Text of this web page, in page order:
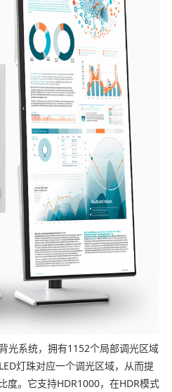
光系统，拥有1152个局部调光区域
灯珠对应一个调光区域，从而提
度。它支持HDR1000，在HDR模式